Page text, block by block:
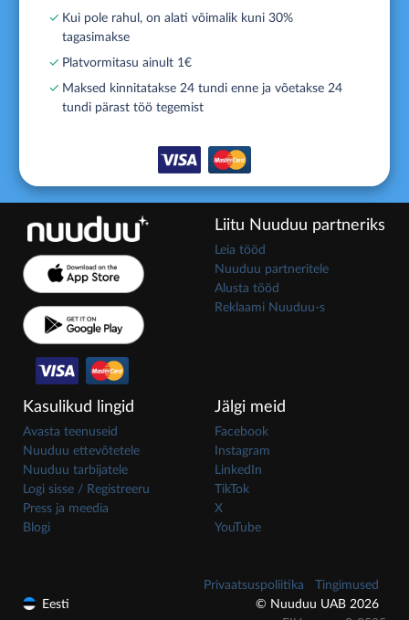
✓ Kui pole rahul, on alati võimalik kuni 30%
tagasimakse
✓ Platvormitasu ainult 1€
✓ Maksed kinnitatakse 24 tundi enne ja võetakse 24
tundi pärast töö tegemist
Liitu Nuuduu partneriks
Leia tööd
Nuuduu partneritele
Alusta tööd
Reklaami Nuuduu-s
Kasulikud lingid
Avasta teenuseid
Nuuduu ettevõtetele
Nuuduu tarbijatele
Logi sisse / Registreeru
Press ja meedia
Blogi
Jälgi meid
Facebook
Instagram
LinkedIn
TikTok
X
YouTube
Eesti
Privaatsuspoliitika
Tingimused
© Nuuduu UAB 2026